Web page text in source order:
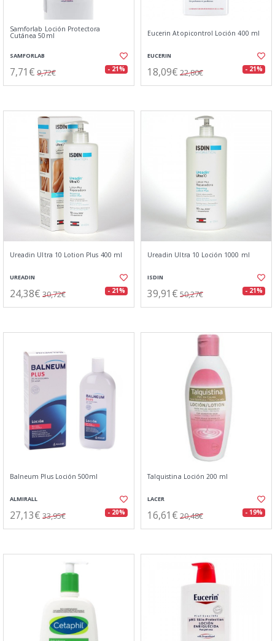
Samforlab Loción Protectora
Cutánea 50ml
SAMFORLAB
7,71€ 9,72€ - 21%
Eucerin Atopicontrol Loción 400 ml
EUCERIN
18,09€ 22,80€ - 21%
Ureadin Ultra 10 Lotion Plus 400 ml
UREADIN
24,38€ 30,72€ - 21%
Ureadin Ultra 10 Loción 1000 ml
ISDIN
39,91€ 50,27€ - 21%
Balneum Plus Loción 500ml
ALMIRALL
27,13€ 33,95€ - 20%
Talquistina Loción 200 ml
LACER
16,61€ 20,48€ - 19%